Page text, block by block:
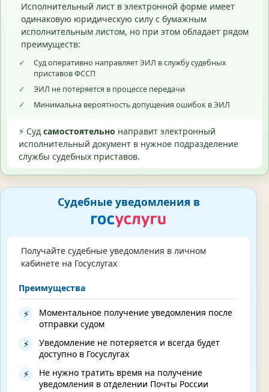
Исполнительный лист в электронной форме имеет
одинаковую юридическую силу с бумажным
исполнительным листом, но при этом обладает рядом
преимуществ:
✓
Суд оперативно направляет ЭИЛ в службу судебных
приставов ФССП
✓
ЭИЛ не потеряется в процессе передачи
✓
Минимальна вероятность допущения ошибок в ЭИЛ
⚡ Суд самостоятельно направит электронный
исполнительный документ в нужное подразделение
службы судебных приставов.
Судебные уведомления в
Получайте судебные уведомления в личном
кабинете на Госуслугах
Преимущества
⚡
Моментальное получение уведомления после
отправки судом
⚡
Уведомление не потеряется и всегда будет
доступно в Госуслугах
⚡
Не нужно тратить время на получение
уведомления в отделении Почты России